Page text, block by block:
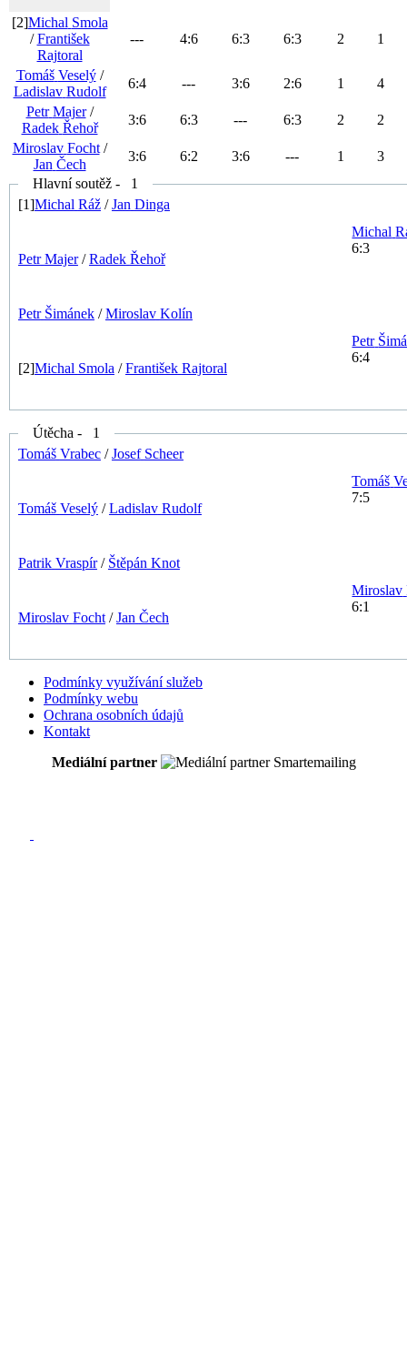
[2]Michal Smola
/František
Rajtoral
--- 4:6 6:3 6:3 2 1
Tomáš Veselý/
Ladislav Rudolf
6:4 --- 3:6 2:6 1
4
Petr Majer/
Radek Řehoř
3:6 6:3 --- 6:3 2
2
Miroslav Focht/
Jan Čech
3:6 6:2 3:6 --- 1
3
Hlavní soutěž - 1
[1]Michal Ráž/Jan Dinga
Petr Majer/Radek Řehoř
Petr Šimánek/Miroslav Kolín
[2]Michal Smola /František Rajtoral
Michal
6:3
Petr
6:4
Útěcha - 1
Tomáš Vrabec/Josef Scheer
Tomáš Veselý/Ladislav Rudolf
Patrik Vraspír/ Štěpán Knot
Miroslav Focht/Jan Čech
Tomáš
7:5
Miroslav
6:1
Podmínky využívání služeb
Podmínky webu
Ochrana osobních údajů
Kontakt
Mediální partner